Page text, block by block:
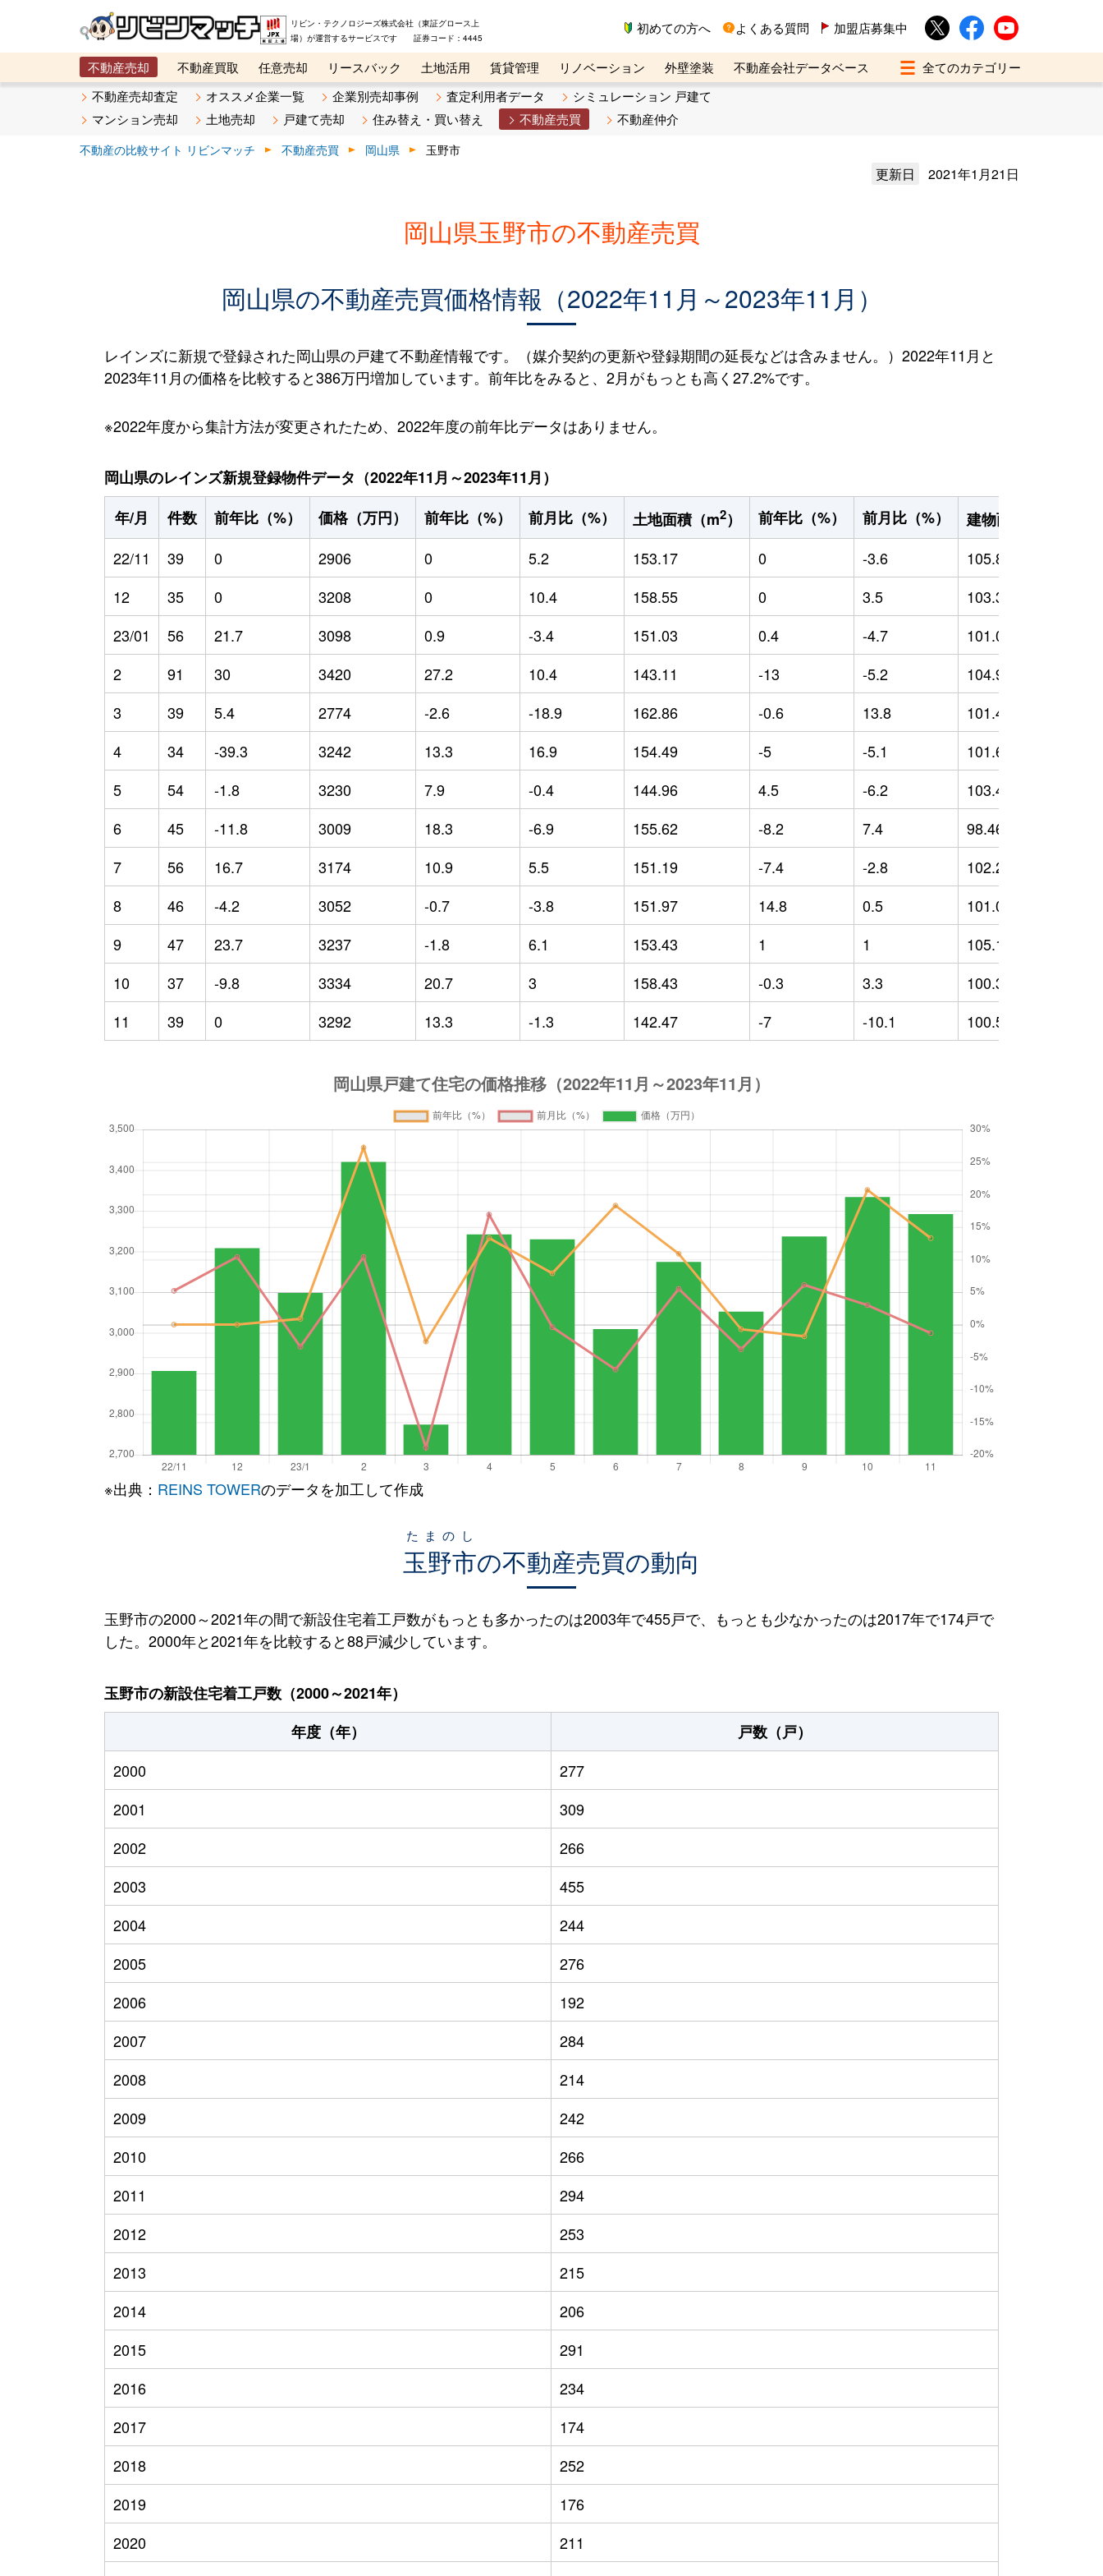
リビン・テクノロジーズ株式会社（東証グロース上
場）が運営するサービスです 証券コード：4445
初めての方へ よくある質問 加盟店募集中
不動産売却 不動産買取 任意売却 リースバック 土地活用 賃貸管理 リノベーション 外壁塗装
不動産会社データベース
メタ住宅展示場
ベスト不動産カンパニー オンライン講座 リビンマガジンBiz 不動産売却ご相談デスク
不動産売却査定 オススメ企業一覧 企業別売却事例 査定利用者データ
シミュレーション 戸建て
マンション売却
土地売却 戸建て売却 住み替え・買い替え 不動産売買 不動産仲介
不動産の比較サイト リビンマッチ 不動産売買 岡山県 玉野市
更新日 2021年1月21日
岡山県玉野市の不動産売買
岡山県の不動産売買価格情報（2022年11月～2023年11月）
レインズに新規で登録された岡山県の戸建て不動産情報です。（媒介契約の更新や登録期間の延長などは含みません。）2022年11月と
2023年11月の価格を比較すると386万円増加しています。前年比をみると、2月がもっとも高く27.2%です。
※2022年度から集計方法が変更されたため、2022年度の前年比データはありません。
岡山県のレインズ新規登録物件データ（2022年11月～2023年11月）
年/月
件数 前年比（%） 価格（万円） 前年比（%） 前月比（%） 土地面積（m2） 前年比（%） 前月比（%） 建物面積（m
22/11
39 0 2906 0 5.2 153.17 0 -3.6 105.85
12
35 0 3208 0 10.4 158.55 0 3.5 103.32
23/01
56 21.7 3098 0.9 -3.4 151.03 0.4 -4.7 101.05
2
91 30 3420 27.2 10.4 143.11 -13 -5.2 104.94
3
39 5.4 2774 -2.6 -18.9 162.86 -0.6 13.8 101.4
4
34 -39.3 3242 13.3 16.9 154.49 -5 -5.1 101.65
5
54 -1.8 3230 7.9 -0.4 144.96 4.5 -6.2 103.47
6
45 -11.8 3009 18.3 -6.9 155.62 -8.2 7.4 98.46
7
56 16.7 3174 10.9 5.5 151.19 -7.4 -2.8 102.29
8
46 -4.2 3052 -0.7 -3.8 151.97 14.8 0.5 101.02
9
47 23.7 3237 -1.8 6.1 153.43 1 1 105.12
10
37 -9.8 3334 20.7 3 158.43 -0.3 3.3 100.39
11
39 0 3292 13.3 -1.3 142.47 -7 -10.1 100.56
※出典： REINS TOWERのデータを加工して作成
玉野市
たまのし
の不動産売買の動向
玉野市の2000～2021年の間で新設住宅着工戸数がもっとも多かったのは2003年で455戸で、もっとも少なかったのは2017年で174戸で
した。2000年と2021年を比較すると88戸減少しています。
玉野市の新設住宅着工戸数（2000～2021年）
年度（年）
戸数（戸）
2000
277
2001
309
2002
266
2003
455
2004
244
2005
276
2006
192
2007
284
2008
214
2009
242
2010
266
2011
294
2012
253
2013
215
2014
206
2015
291
2016
234
2017
174
2018
252
2019
176
2020
211